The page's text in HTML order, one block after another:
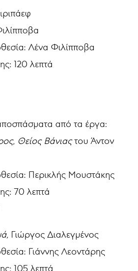
Λένα Φιλίπποβα
120 λεπτά
από τα έργα:
Θείος Βάνιαςτου Άντον
Περικλής Μουστάκης
70 λεπτά
Γιώργος Διαλεγμένος
Γιάννης Λεοντάρης
105 λεπτά